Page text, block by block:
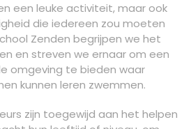
een leuke activiteit, maar ook
die iedereen zou moeten
Zenden begrijpen we het
en streven we ernaar om een
omgeving te bieden waar
kunnen leren zwemmen.
zijn toegewijd aan het helpen